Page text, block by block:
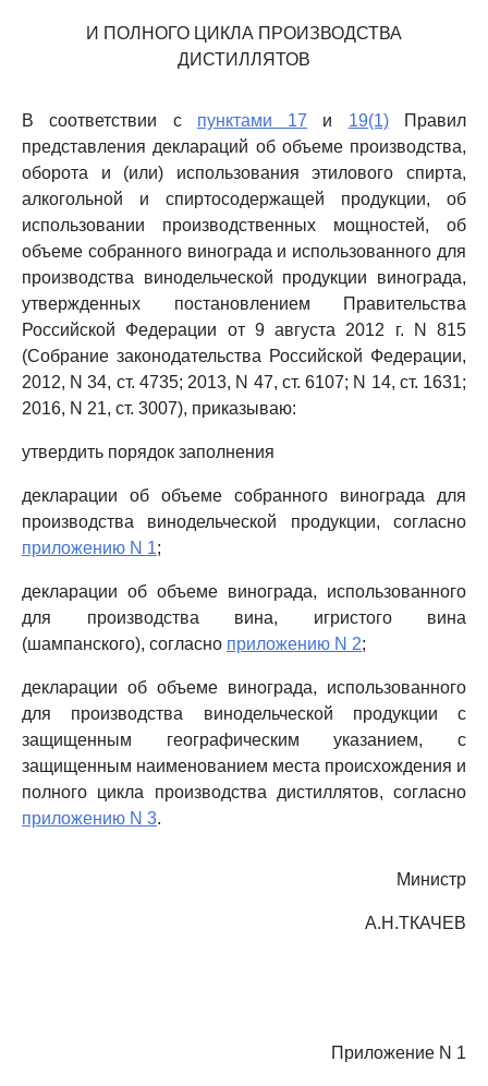
И ПОЛНОГО ЦИКЛА ПРОИЗВОДСТВА
ДИСТИЛЛЯТОВ
В соответствии с пунктами 17 и 19(1)Правил
представления деклараций об объеме производства,
оборота и (или) использования этилового спирта,
алкогольной и спиртосодержащей продукции, об
использовании производственных мощностей, об
объеме собранного винограда и использованного для
производства винодельческой продукции винограда,
утвержденных постановлением Правительства
Российской Федерации от 9 августа 2012 г. N 815
(Собрание законодательства Российской Федерации,
2012, N 34, ст. 4735; 2013, N 47, ст. 6107; N 14, ст. 1631;
2016, N 21, ст. 3007), приказываю:
утвердить порядок заполнения
декларации об объеме собранного винограда для
производства винодельческой продукции, согласно
приложению N 1;
декларации об объеме винограда, использованного
для производства вина, игристого вина
(шампанского), согласно приложению N 2;
декларации об объеме винограда, использованного
для производства винодельческой продукции с
защищенным географическим указанием, с
защищенным наименованием места происхождения и
полного цикла производства дистиллятов, согласно
приложению N 3.
Министр
А.Н.ТКАЧЕВ
Приложение N 1